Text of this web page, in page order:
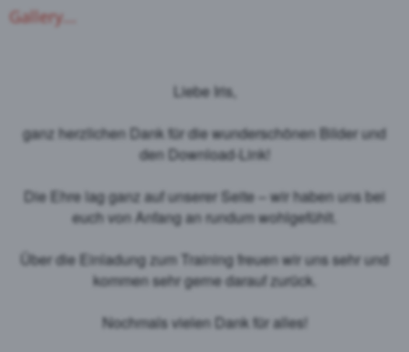
Gallery...
Liebe Iris,
ganz herzlichen Dank für die wunderschönen Bilder und
den Download-Link!
Die Ehre lag ganz auf unserer Seite – wir haben uns bei
euch von Anfang an rundum wohlgefühlt.
Über die Einladung zum Training freuen wir uns sehr und
kommen sehr gerne darauf zurück.
Nochmals vielen Dank für alles!